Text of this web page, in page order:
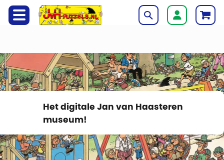
Het digitale Jan van Haasteren
museum!